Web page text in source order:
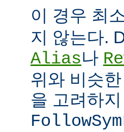
이 경우 최
지 않는다.
Alias나
위와 비슷
을 고려하